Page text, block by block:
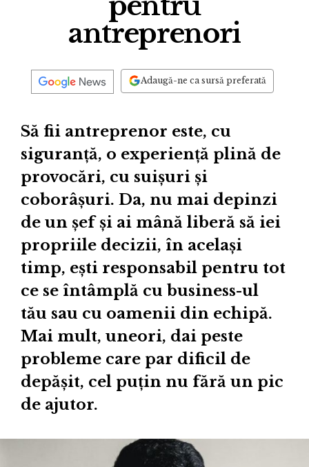
antreprenori
Adaugă-ne ca sursă preferată
Să fii antreprenor este, cu
siguranță, o experiență plină de
provocări, cu suișuri și
coborâșuri. Da, nu mai depinzi
de un șef și ai mână liberă să iei
propriile decizii, în același
timp, ești responsabil pentru tot
ce se întâmplă cu business-ul
tău sau cu oamenii din echipă.
Mai mult, uneori, dai peste
probleme care par dificil de
depășit, cel puțin nu fără un pic
de ajutor.